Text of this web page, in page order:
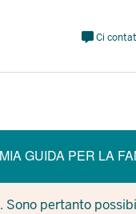
Meta
Social
Ci
GUIDA PER LA
pertanto